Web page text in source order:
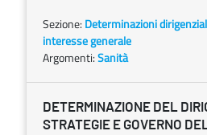
Sezione: Determinazioni
interesse generale
Argomenti:Sanità
DETERMINAZIONE DEL
STRATEGIE E GOVERNO